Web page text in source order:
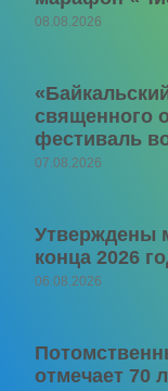
08.08.2026
священного
фестиваль
07.08.2026
Утверждены
конца 2026
06.08.2026
отмечает 70